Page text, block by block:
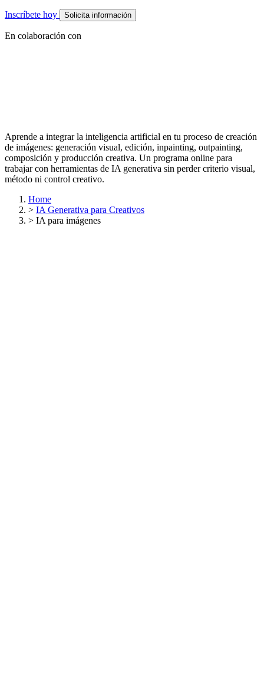
Inscríbete hoy Solicita información
En colaboración con
Aprende a integrar la inteligencia artificial en tu proceso de creación
de imágenes: generación visual, edición, inpainting, outpainting,
composición y producción creativa. Un programa online para
trabajar con herramientas de IA generativa sin perder criterio visual,
método ni control creativo.
Home
> IA Generativa para Creativos
> IA para imágenes